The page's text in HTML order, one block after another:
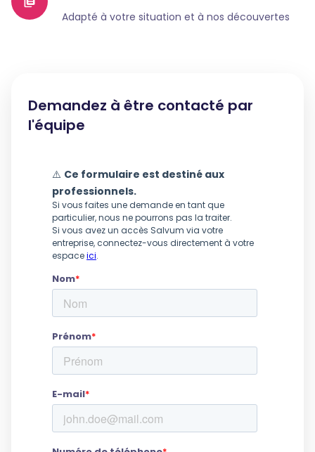
Adapté à votre situation et à nos découvertes
Demandez à être contacté par
l'équipe